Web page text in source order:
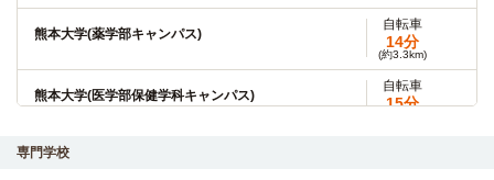
熊本大学(薬学部キャンパス)
自転車
14分
(約3.3km)
熊本大学(医学部保健学科キャンパス)
自転車
15分
熊本学園大学
専門学校